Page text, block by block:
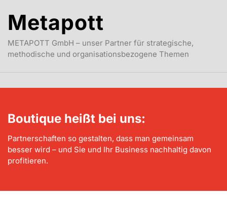
Metapott
METAPOTT GmbH – unser Partner für strategische,
methodische und organisationsbezogene Themen
Boutique heißt bei uns:
Partnerschaften so gestalten, dass man gemeinsam
besser wird – und Sie und Ihr Business nachhaltig davon
profitieren.